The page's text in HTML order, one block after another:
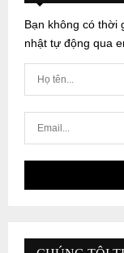
Bạn không có thời
nhật tự động qua